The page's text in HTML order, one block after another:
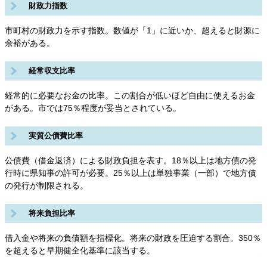
財政力指数
市町村の財政力を示す指数。数値が「1」に近いか、超えると財源に
余裕がある。
経常収支比率
経常的に必要なお金の比率。この割合が低いほど自由に使えるお金
がある。市では75％程度が妥当とされている。
実質公債費比率
公債費（借金返済）による財政負担を表す。18％以上は地方債の発
行時に県知事の許可が必要。25％以上は単独事業（一部）で地方債
の発行が制限される。
将来負担比率
借入金や将来の負債額を指標化。将来の財政を圧迫する割合。350％
を超えると早期健全化基準に該当する。